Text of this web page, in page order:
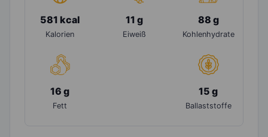
581 kcal
Kalorien
11 g
Eiweiß
88 g
Kohlenhydrate
16 g
Fett
15 g
Ballaststoffe